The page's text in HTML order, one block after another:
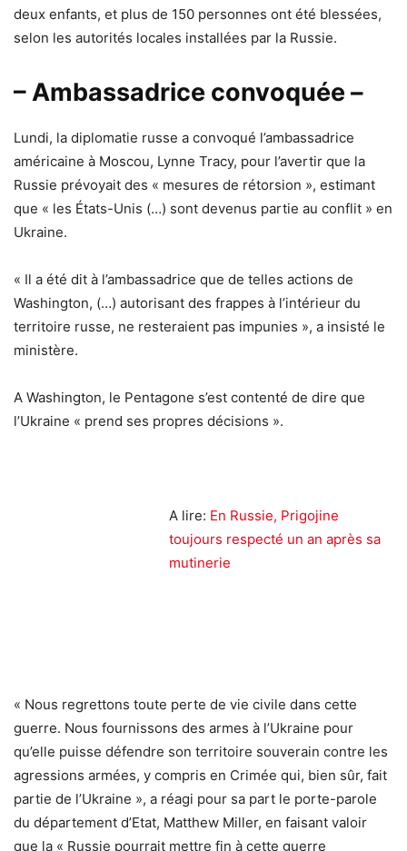
deux enfants, et plus de 150 personnes ont été blessées,
selon les autorités locales installées par la Russie.
– Ambassadrice convoquée –
Lundi, la diplomatie russe a convoqué l’ambassadrice
américaine à Moscou, Lynne Tracy, pour l’avertir que la
Russie prévoyait des « mesures de rétorsion », estimant
que « les États-Unis (…) sont devenus partie au conflit » en
Ukraine.
« Il a été dit à l’ambassadrice que de telles actions de
Washington, (…) autorisant des frappes à l’intérieur du
territoire russe, ne resteraient pas impunies », a insisté le
ministère.
A Washington, le Pentagone s’est contenté de dire que
l’Ukraine « prend ses propres décisions ».
A lire: En Russie, Prigojine
toujours respecté un an après sa
mutinerie
« Nous regrettons toute perte de vie civile dans cette
guerre. Nous fournissons des armes à l’Ukraine pour
qu’elle puisse défendre son territoire souverain contre les
agressions armées, y compris en Crimée qui, bien sûr, fait
partie de l’Ukraine », a réagi pour sa part le porte-parole
du département d’Etat, Matthew Miller, en faisant valoir
que la « Russie pourrait mettre fin à cette guerre